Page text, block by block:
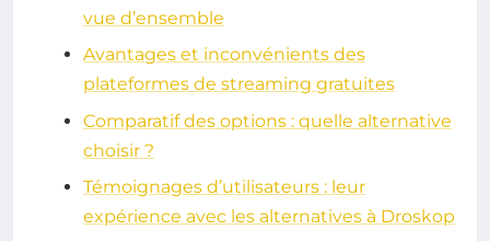
vue d’ensemble
Avantages et inconvénients des
plateformes de streaming gratuites
Comparatif des options : quelle alternative
choisir ?
Témoignages d’utilisateurs : leur
expérience avec les alternatives à Droskop